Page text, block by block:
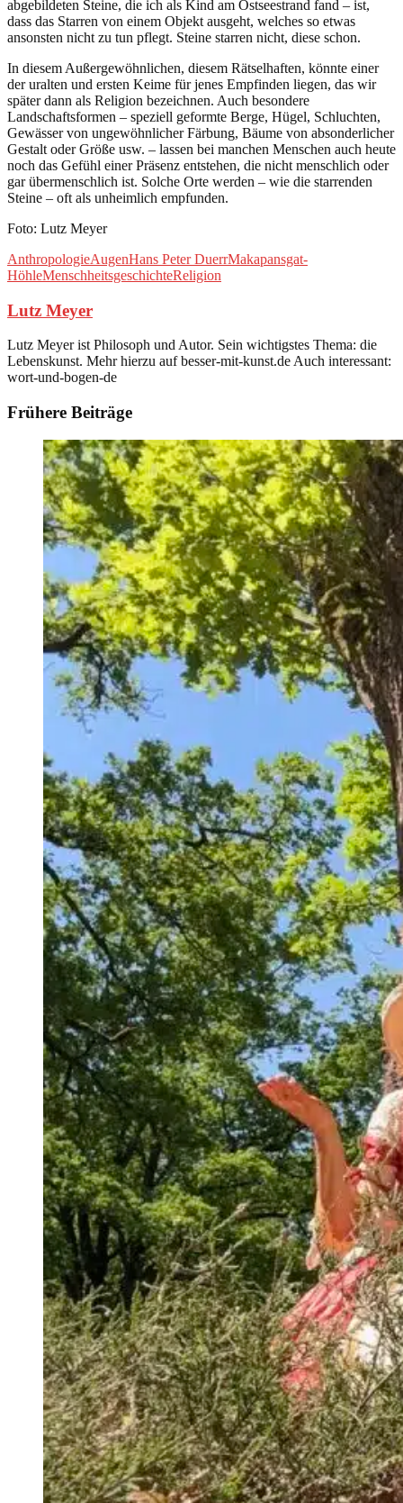
abgebildeten Steine, die ich als Kind am Ostseestrand fand – ist,
dass das Starren von einem Objekt ausgeht, welches so etwas
ansonsten nicht zu tun pflegt. Steine starren nicht, diese schon.
In diesem Außergewöhnlichen, diesem Rätselhaften, könnte einer
der uralten und ersten Keime für jenes Empfinden liegen, das wir
später dann als Religion bezeichnen. Auch besondere
Landschaftsformen – speziell geformte Berge, Hügel, Schluchten,
Gewässer von ungewöhnlicher Färbung, Bäume von absonderlicher
Gestalt oder Größe usw. – lassen bei manchen Menschen auch heute
noch das Gefühl einer Präsenz entstehen, die nicht menschlich oder
gar übermenschlich ist. Solche Orte werden – wie die starrenden
Steine – oft als unheimlich empfunden.
Foto: Lutz Meyer
AnthropologieAugenHans Peter DuerrMakapansgat-
HöhleMenschheitsgeschichteReligion
Lutz Meyer
Lutz Meyer ist Philosoph und Autor. Sein wichtigstes Thema: die
Lebenskunst. Mehr hierzu auf besser-mit-kunst.de Auch interessant:
wort-und-bogen-de
Frühere Beiträge